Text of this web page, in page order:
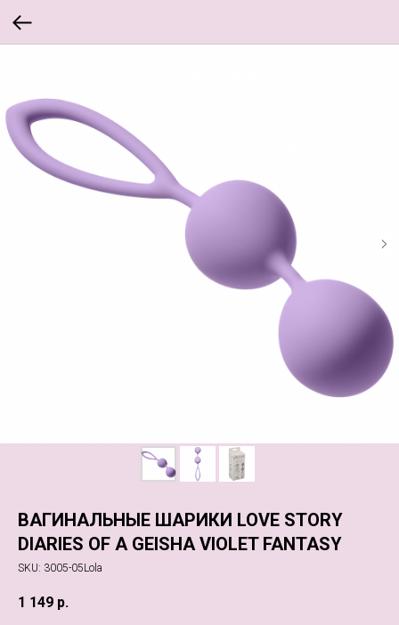
ВАГИНАЛЬНЫЕ ШАРИКИ LOVE STORY
DIARIES OF A GEISHA VIOLET FANTASY
SKU: 3005-05Lola
1 149 р.